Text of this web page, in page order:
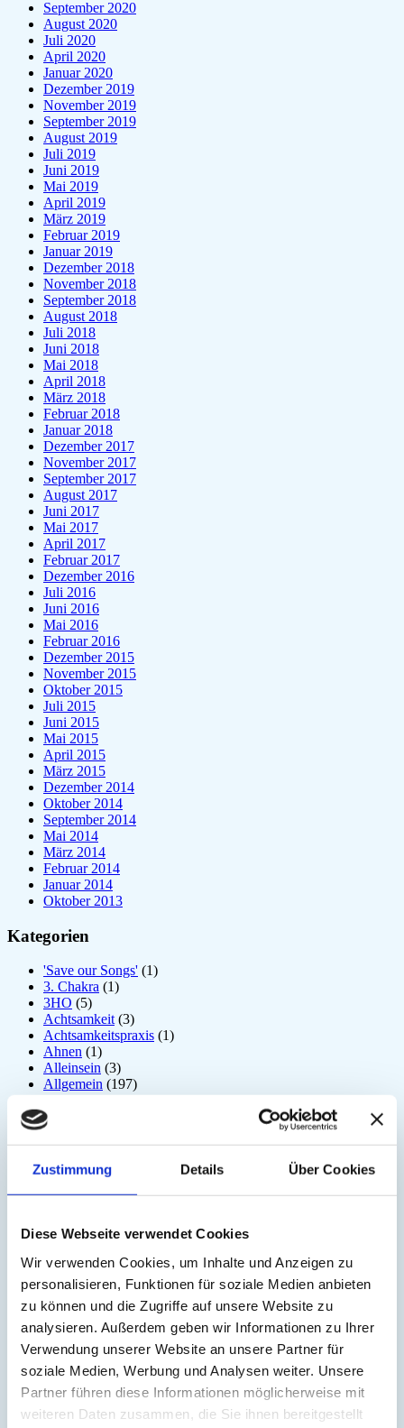
Zustimmung Details Über Cookies
Diese Webseite verwendet Cookies
Wir verwenden Cookies, um Inhalte und Anzeigen zu
personalisieren, Funktionen für soziale Medien anbieten
zu können und die Zugriffe auf unsere Website zu
analysieren. Außerdem geben wir Informationen zu Ihrer
Verwendung unserer Website an unsere Partner für
soziale Medien, Werbung und Analysen weiter. Unsere
Partner führen diese Informationen möglicherweise mit
weiteren Daten zusammen, die Sie ihnen bereitgestellt
September 2020
August 2020
Juli 2020
April 2020
Januar 2020
Dezember 2019
November 2019
September 2019
August 2019
Juli 2019
Juni 2019
Mai 2019
April 2019
März 2019
Februar 2019
Januar 2019
Dezember 2018
November 2018
September 2018
August 2018
Juli 2018
Juni 2018
Mai 2018
April 2018
März 2018
Februar 2018
Januar 2018
Dezember 2017
November 2017
September 2017
August 2017
Juni 2017
Mai 2017
April 2017
Februar 2017
Dezember 2016
Juli 2016
Juni 2016
Mai 2016
Februar 2016
Dezember 2015
November 2015
Oktober 2015
Juli 2015
Juni 2015
Mai 2015
April 2015
März 2015
Dezember 2014
Oktober 2014
September 2014
Mai 2014
März 2014
Februar 2014
Januar 2014
Oktober 2013
Kategorien
'Save our Songs' (1)
3. Chakra (1)
3HO (5)
Achtsamkeit (3)
Achtsamkeitspraxis (1)
Ahnen (1)
Alleinsein (3)
Allgemein (197)
Angst
Arjuna
Astrologie(1)
Atem(41)
(3)
Atom(1)
Aura(2)
Ayurveda(6)
Balance(5)
Beinmuskulatur
Beinpflege(1)
Berührung(1)
Besinnlichkeit (1)
Bewusstheit
Bewusstsein(2)
Beziehung(5)
Bhagavad Gita (2)